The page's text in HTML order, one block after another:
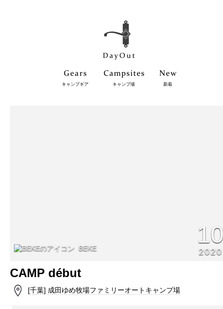
キャンプギア キャンプ場 新着
BEKE 2020
CAMP début
[千葉] 成田ゆめ牧場ファミリーオートキャンプ場